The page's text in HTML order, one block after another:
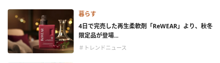
暮らす
4日で完売した再生柔軟剤「ReWEAR」より、秋冬
限定品が登場...
＃トレンドニュース